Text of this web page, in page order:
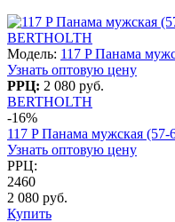
BERTHOLTH
Модель: 117 P Панама
Узнать оптовую цену
РРЦ: 2 080 руб.
BERTHOLTH
-16%
117 P Панама мужская (57-
Узнать оптовую цену
РРЦ:
2460
2 080 руб.
Купить